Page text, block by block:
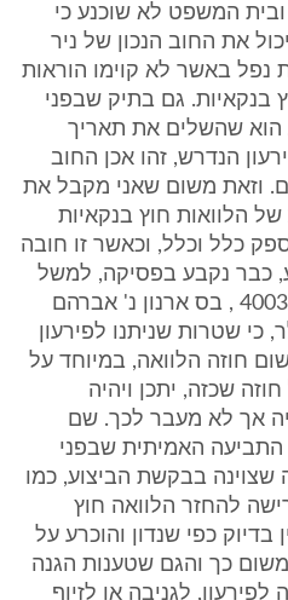
המשפט לא שוכנע כי
את החוב הנכון של ניר
נפל באשר לא קוימו הוראות
בנקאיות. גם בתיק שבפני
הוא שהשלים את תאריך
הנדרש, זהו אכן החוב
וזאת משום שאני מקבל את
הלוואות חוץ בנקאיות
כלל וכלל, וכאשר זו חובה
כבר נקבע בפסיקה, למשל
בעניין ע.א. מחוזי, ת"א 4003/07 , בס ארנון נ' אברהם
שטרות שניתנו לפירעון
חוזה הלוואה, במיוחד על
של חוזה שכזה, יתכן ויהיה
אך לא מעבר לכך. שם
התביעה האמיתית שבפני
בבקשת הביצוע, כמו
להחזר הלוואה חוץ
בדיוק כפי שנדון והוכרע על
כך והגם שטענות הגנה
לגניבה או לזיוף